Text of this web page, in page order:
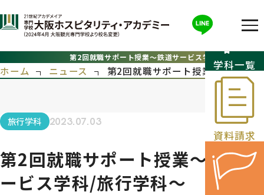
学科一覧
資料請求
第2回就職サポート授業～鉄道サービス学科/旅行学科～
ホーム ニュース 第2回就職サポート授業～鉄道サ
旅行学科 2023.07.03
第2回就職サポート授業～鉄道サ
ービス学科/旅行学科～